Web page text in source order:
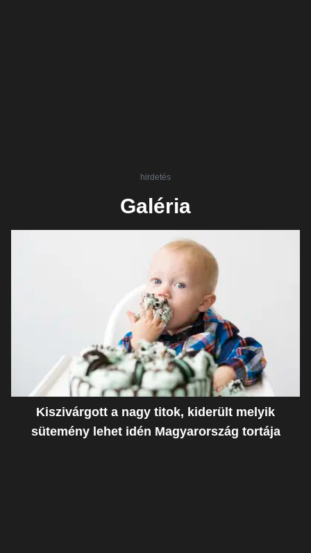
hirdetés
Galéria
Kiszivárgott a nagy titok, kiderült melyik
sütemény lehet idén Magyarország tortája